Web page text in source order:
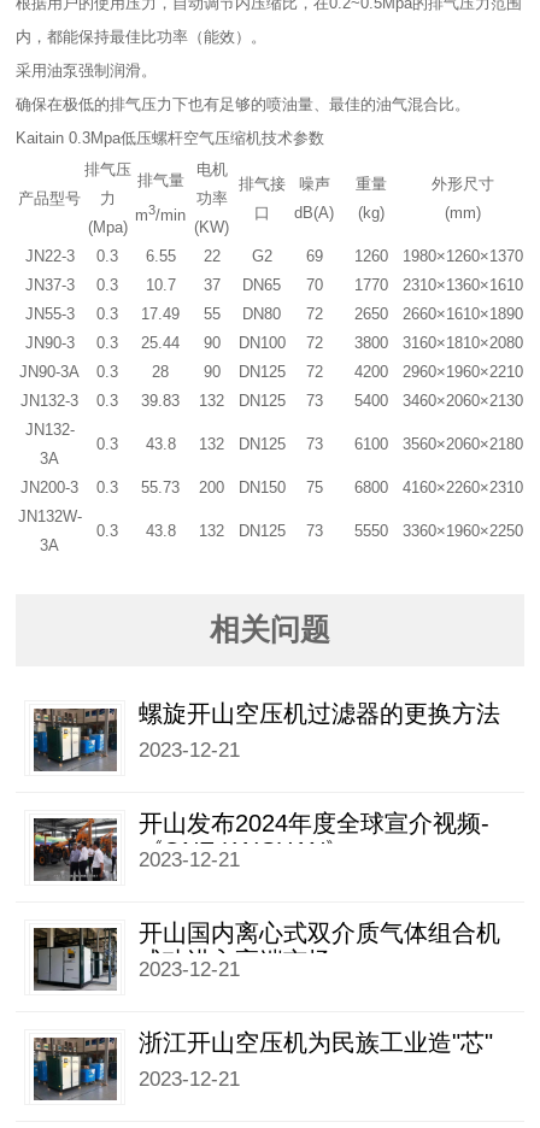
根据用户的使用压力，自动调节内压缩比，在0.2~0.5Mpa的排气压力范围
内，都能保持最佳比功率（能效）。
采用油泵强制润滑。
确保在极低的排气压力下也有足够的喷油量、最佳的油气混合比。
Kaitain 0.3Mpa低压螺杆空气压缩机技术参数
产品型号
排气压
力
(Mpa)
排气量
m3/min
电机
功率
(KW)
排气接
口
噪声
dB(A)
重量
(kg)
外形尺寸
(mm)
JN22-3 0.3 6.55 22 G2 69 1260
1980×1260×1370
JN37-3
0.3 10.7 37 DN65 70 1770
2310×1360×1610
JN55-3
0.3 17.49 55 DN80 72 2650
2660×1610×1890
JN90-3
0.3 25.44 90 DN100 72 3800
3160×1810×2080
JN90-3A
0.3 28 90 DN125 72 4200
2960×1960×2210
JN132-3
0.3 39.83 132 DN125 73 5400
3460×2060×2130
JN132-
3A
0.3 43.8 132 DN125 73 6100 3560×2060×2180
JN200-3 0.3 55.73 200 DN150 75 6800
4160×2260×2310
JN132W-
3A
0.3 43.8 132 DN125 73 5550 3360×1960×2250
相关问题
螺旋开山空压机过滤器的更换方法
2023-12-21
开山发布2024年度全球宣介视频-
《ONE KAISHAN》
2023-12-21
开山国内离心式双介质气体组合机
成功进入高端市场
2023-12-21
浙江开山空压机为民族工业造"芯"
2023-12-21